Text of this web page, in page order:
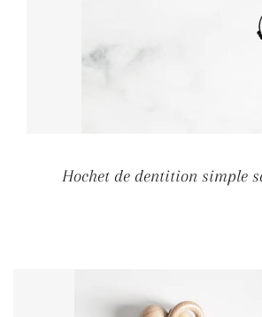
Hochet de dentition simple